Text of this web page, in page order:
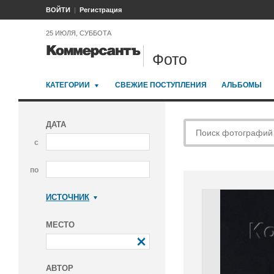
ВОЙТИ Регистрация
25 ИЮЛЯ, СУББОТА
Фото
КАТЕГОРИИ СВЕЖИЕ ПОСТУПЛЕНИЯ АЛЬБОМЫ
ДАТА
с
по
ИСТОЧНИК
МЕСТО
АВТОР